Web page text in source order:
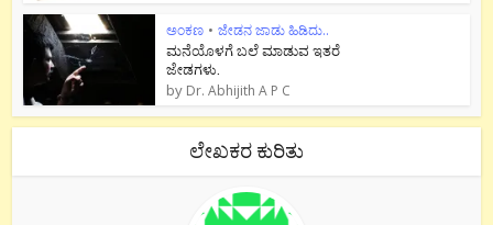
ಅಂಕಣ • ಜೇಡನ ಜಾಡು ಹಿಡಿದು..
ಮನೆಯೊಳಗೆ ಬಲೆ ಮಾಡುವ ಇತರೆ
ಜೇಡಗಳು.
by Dr. Abhijith A P C
ಲೇಖಕರ ಕುರಿತು